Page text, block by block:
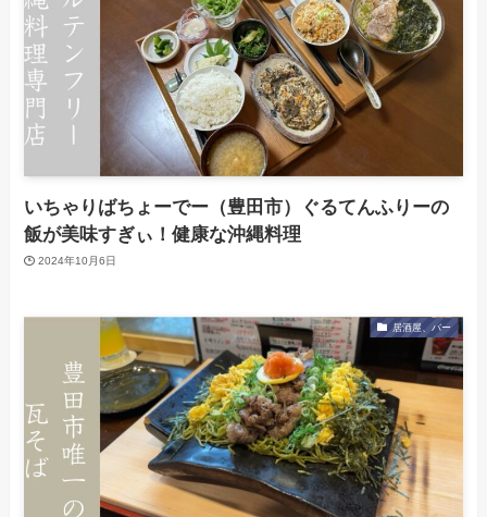
いちゃりばちょーでー（豊田市）ぐるてんふりーの
飯が美味すぎぃ！健康な沖縄料理
2024年10月6日
居酒屋、バー